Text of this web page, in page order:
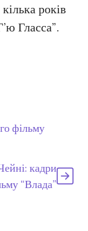
років
Гласса”.
фільму
кадри
“Влада”